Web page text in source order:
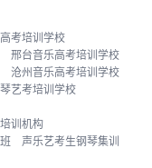
考培训学校
邢台音乐高考培训学校
沧州音乐高考培训学校
艺考培训学校
训机构
声乐艺考生钢琴集训